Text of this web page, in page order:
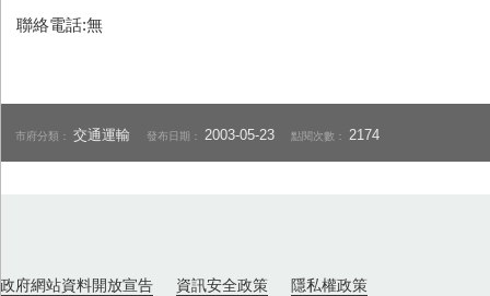
聯絡電話:無
市府分類：交通運輸 發布日期： 2003-05-23 點閱次數： 2174
政府網站資料開放宣告 資訊安全政策 隱私權政策